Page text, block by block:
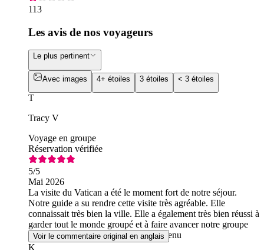
113
Les avis de nos voyageurs
Le plus pertinent
Avec images 4+ étoiles 3 étoiles < 3 étoiles
T
Tracy V
Voyage en groupe
Réservation vérifiée
5/5
Mai 2026
La visite du Vatican a été le moment fort de notre séjour.
Notre guide a su rendre cette visite très agréable. Elle
connaissait très bien la ville. Elle a également très bien réussi à
garder tout le monde groupé et à faire avancer notre groupe
d'un endroit à l'autre à un rythme soutenu
Voir le commentaire original en anglais
K